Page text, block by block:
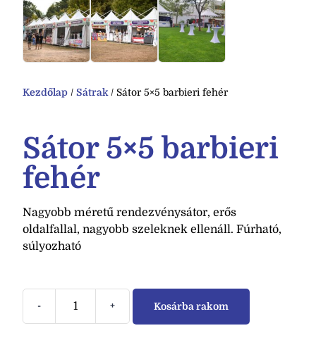
Kezdőlap / Sátrak / Sátor 5×5 barbieri fehér
Sátor 5×5 barbieri
fehér
Nagyobb méretű rendezvénysátor, erős
oldalfallal, nagyobb szeleknek ellenáll. Fúrható,
súlyozható
- + Kosárba rakom